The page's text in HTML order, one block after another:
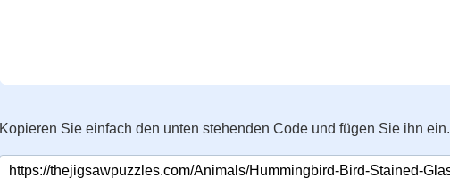
Kopieren Sie einfach den unten stehenden Code und fügen Sie ihn ein.